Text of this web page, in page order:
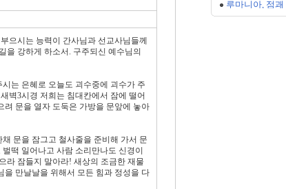
으시는 능력이 간사님과 선교사님들께
을 강하게 하소서. 구주되신 예수님의
는 은혜로 오늘도 괴수중에 괴수가 주
벽3시경 저희는 침대칸에서 잠에 떨어
문을 열자 도둑은 가방을 문앞에 놓아
문을 잠그고 철사줄을 준비해 가서 문
떡 일어나고 사람 소리만나도 신경이
라 잠들지 말아라! 새상의 조금한 재물
만날날을 위해서 모든 힘과 정성을 다